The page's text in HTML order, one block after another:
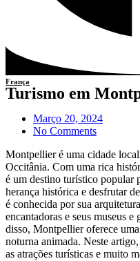
França
Turismo em
Março 20, 2024
No Comments
Montpellier é uma cidade
Occitânia. Com uma rica
é um destino turístico popular
herança histórica e desfrutar
é conhecida por sua
encantadoras e seus museus
disso, Montpellier oferece
noturna animada. Neste
as atrações turísticas e muito